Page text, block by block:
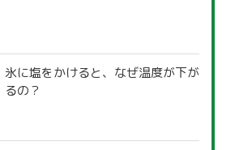
氷に塩をかけると、なぜ温度が下が
るの？